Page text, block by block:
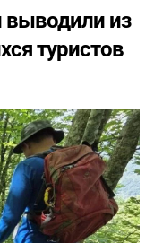
выводили из
туристов